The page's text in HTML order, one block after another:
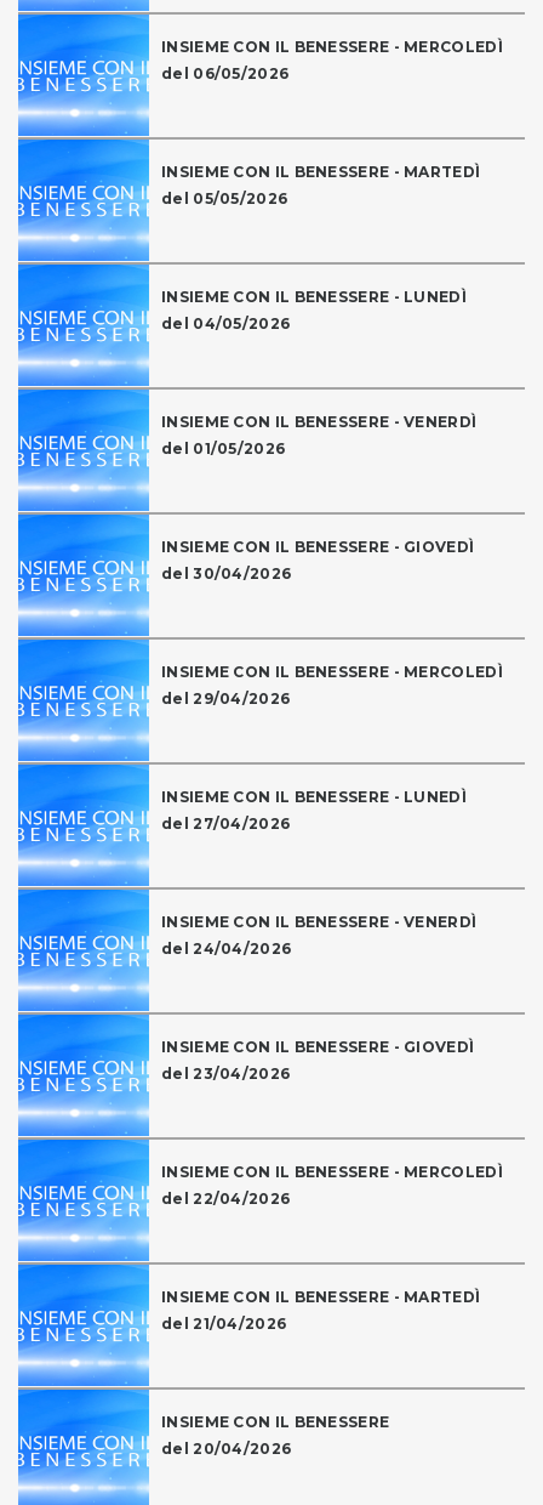
INSIEME CON IL BENESSERE - MERCOLEDÌ
del 06/05/2026
INSIEME CON IL BENESSERE - MARTEDÌ
del 05/05/2026
INSIEME CON IL BENESSERE - LUNEDÌ
del 04/05/2026
INSIEME CON IL BENESSERE - VENERDÌ
del 01/05/2026
INSIEME CON IL BENESSERE - GIOVEDÌ
del 30/04/2026
INSIEME CON IL BENESSERE - MERCOLEDÌ
del 29/04/2026
INSIEME CON IL BENESSERE - LUNEDÌ
del 27/04/2026
INSIEME CON IL BENESSERE - VENERDÌ
del 24/04/2026
INSIEME CON IL BENESSERE - GIOVEDÌ
del 23/04/2026
INSIEME CON IL BENESSERE - MERCOLEDÌ
del 22/04/2026
INSIEME CON IL BENESSERE - MARTEDÌ
del 21/04/2026
INSIEME CON IL BENESSERE
del 20/04/2026